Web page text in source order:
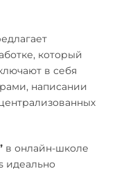
который
в себя
написании
в онлайн-школе
идеально